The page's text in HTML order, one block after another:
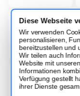
Diese Webseite
Wir verwenden
personalisieren,
bereitzustellen und
Wir teilen auch
Website mit
Informationen
Verfügung gestellt
ihrer Dienste